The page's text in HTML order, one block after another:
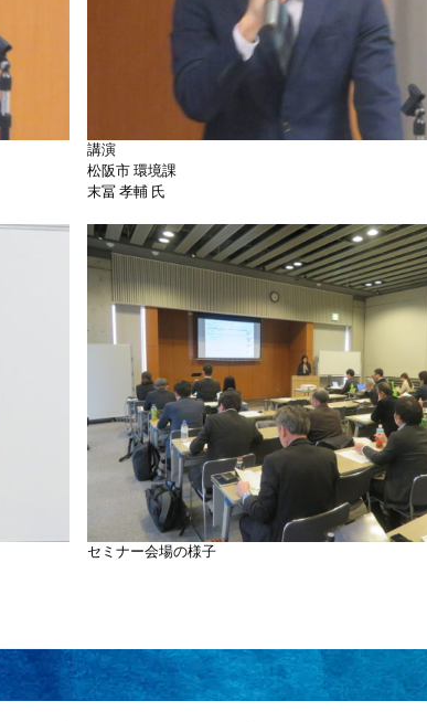
講演
松阪市 環境課
末冨 孝輔 氏
セミナー会場の様子